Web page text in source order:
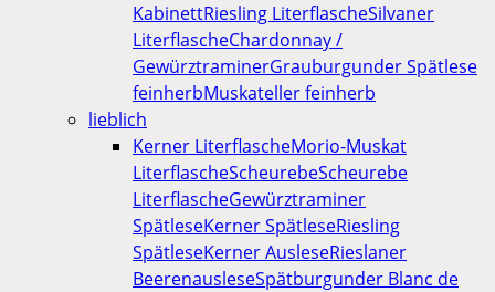
KabinettRiesling LiterflascheSilvaner
LiterflascheChardonnay /
GewürztraminerGrauburgunder Spätlese
feinherbMuskateller feinherb
lieblich
Kerner LiterflascheMorio-Muskat
LiterflascheScheurebeScheurebe
LiterflascheGewürztraminer
SpätleseKerner SpätleseRiesling
SpätleseKerner AusleseRieslaner
BeerenausleseSpätburgunder Blanc de